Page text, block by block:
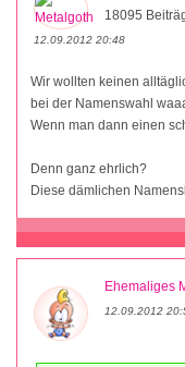
18095
12.09.2012 20:48
Wir wollten keinen
bei der Namenswahl
Wenn man dann einen
Denn ganz ehrlich?
Diese dämlichen
Ehemaliges
12.09.2012